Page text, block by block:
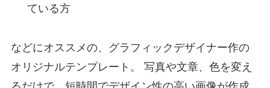
ている方
などにオススメの、グラフィックデザイナー作の
オリジナルテンプレート。 写真や文章、色を変え